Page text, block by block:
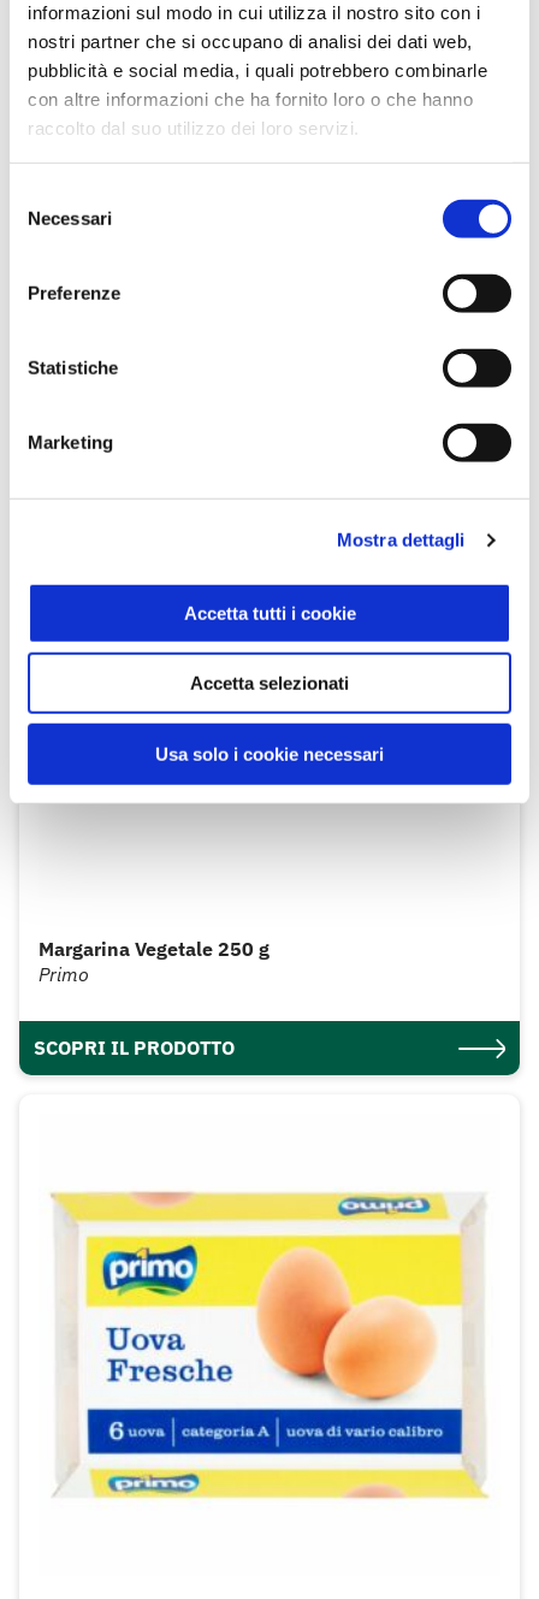
informazioni sul modo in cui utilizza il nostro sito con i
nostri partner che si occupano di analisi dei dati web,
pubblicità e social media, i quali potrebbero combinarle
con altre informazioni che ha fornito loro o che hanno
raccolto dal suo utilizzo dei loro servizi.
delNecessari
Preferenze
Statistiche
Marketing
Mostra dettagli
Accetta tutti i cookie
Accetta selezionati
Usa solo i cookie necessari
Peso netto minimo 330g
SCOPRI IL PRODOTTO
Margarina Vegetale 250 g
Primo
SCOPRI IL PRODOTTO